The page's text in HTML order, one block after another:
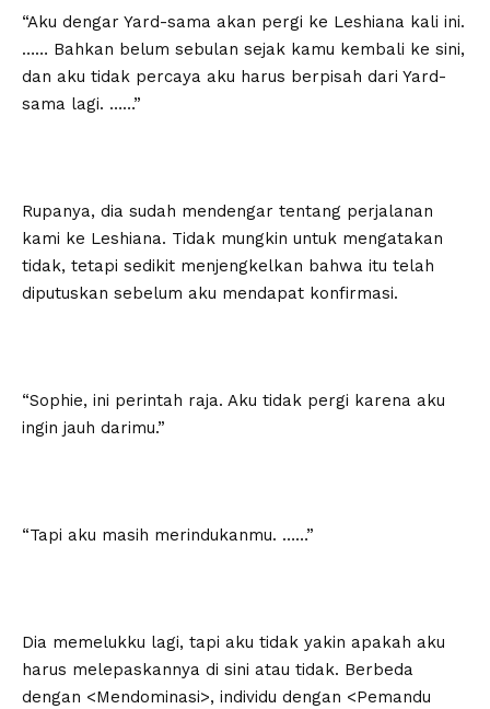
“Aku dengar Yard-sama akan pergi ke Leshiana kali ini.
…… Bahkan belum sebulan sejak kamu kembali ke sini,
dan aku tidak percaya aku harus berpisah dari Yard-
sama lagi. ……”
Rupanya, dia sudah mendengar tentang perjalanan
kami ke Leshiana. Tidak mungkin untuk mengatakan
tidak, tetapi sedikit menjengkelkan bahwa itu telah
diputuskan sebelum aku mendapat konfirmasi.
“Sophie, ini perintah raja. Aku tidak pergi karena aku
ingin jauh darimu.”
“Tapi aku masih merindukanmu. ……”
Dia memelukku lagi, tapi aku tidak yakin apakah aku
harus melepaskannya di sini atau tidak. Berbeda
dengan <Mendominasi>, individu dengan <Pemandu